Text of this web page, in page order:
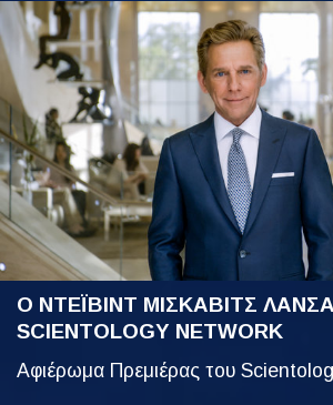
Ο ΝΤΕΪΒΙΝΤ ΜΙΣΚΑΒΙΤΣ
SCIENTOLOGY NETWORK
Αφιέρωμα Πρεμιέρας του